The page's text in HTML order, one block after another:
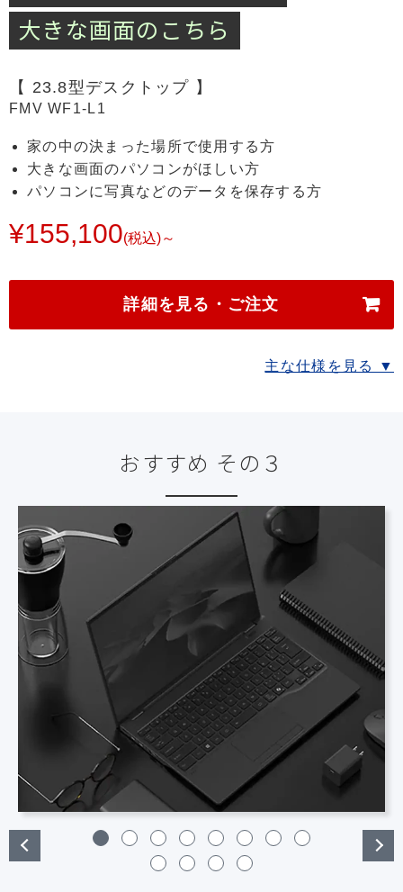
大きな画面のこちら
【 23.8型デスクトップ 】
FMV WF1-L1
家の中の決まった場所で使用する方
大きな画面のパソコンがほしい方
パソコンに写真などのデータを保存する方
¥155,100(税込)～
詳細を見る・ご注文
主な仕様を見る ▼
おすすめ その３